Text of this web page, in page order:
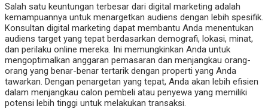
Salah satu keuntungan terbesar dari digital marketing adalah
kemampuannya untuk menargetkan audiens dengan lebih spesifik.
Konsultan digital marketing dapat membantu Anda menentukan
audiens target yang tepat berdasarkan demografi, lokasi, minat,
dan perilaku online mereka. Ini memungkinkan Anda untuk
mengoptimalkan anggaran pemasaran dan menjangkau orang-
orang yang benar-benar tertarik dengan properti yang Anda
tawarkan. Dengan penargetan yang tepat, Anda akan lebih efisien
dalam menjangkau calon pembeli atau penyewa yang memiliki
potensi lebih tinggi untuk melakukan transaksi.